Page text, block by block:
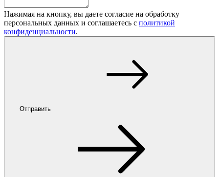
Нажимая на кнопку, вы даете согласие на обработку
персональных данных и соглашаетесь с политикой
конфиденциальности.
Отправить